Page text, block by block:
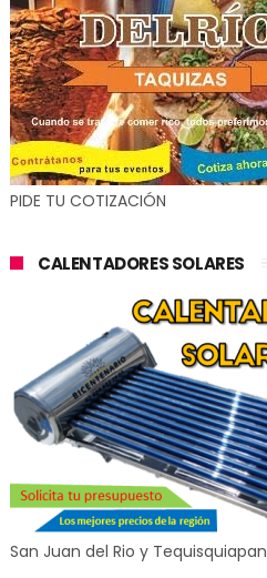
PIDE TU COTIZACIÓN
CALENTADORES SOLARES
San Juan del Rio y Tequisquiapan